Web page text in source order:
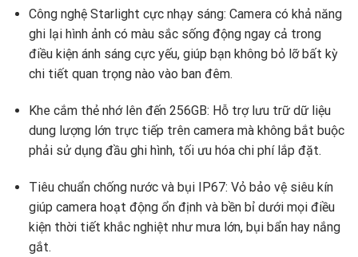
Công nghệ Starlight cực nhạy sáng: Camera có khả năng
ghi lại hình ảnh có màu sắc sống động ngay cả trong
điều kiện ánh sáng cực yếu, giúp bạn không bỏ lỡ bất kỳ
chi tiết quan trọng nào vào ban đêm.
Khe cắm thẻ nhớ lên đến 256GB: Hỗ trợ lưu trữ dữ liệu
dung lượng lớn trực tiếp trên camera mà không bắt buộc
phải sử dụng đầu ghi hình, tối ưu hóa chi phí lắp đặt.
Tiêu chuẩn chống nước và bụi IP67: Vỏ bảo vệ siêu kín
giúp camera hoạt động ổn định và bền bỉ dưới mọi điều
kiện thời tiết khắc nghiệt như mưa lớn, bụi bẩn hay nắng
gắt.